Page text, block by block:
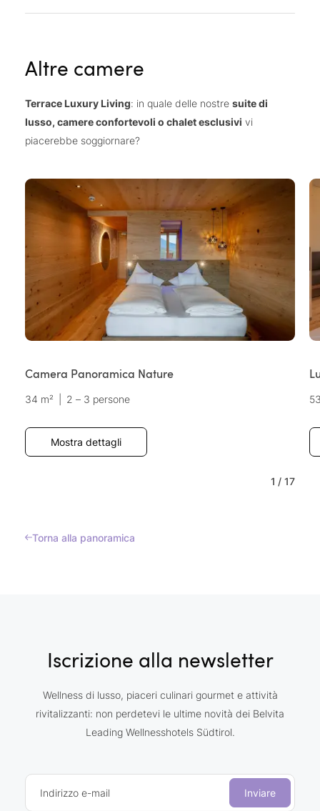
Altre camere
Terrace Luxury Living: in quale delle nostre suite di
lusso, camere confortevoli o chalet esclusivi vi
piacerebbe soggiornare?
Camera Panoramica Nature
34 m² 2 – 3 persone
Mostra dettagli
1 / 17
Torna alla panoramica
Iscrizione alla newsletter
Wellness di lusso, piaceri culinari gourmet e attività
rivitalizzanti: non perdetevi le ultime novità dei Belvita
Leading Wellnesshotels Südtirol.
Indirizzo e-mail Inviare